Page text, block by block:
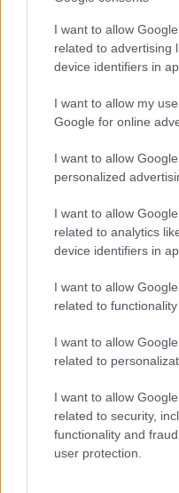
I want to allow
related to advertising
device identifiers in
I want to allow my
Google for online
I want to allow
personalized
I want to allow
related to analytics
device identifiers in
I want to allow
related to
I want to allow
related to
I want to allow
related to security,
functionality and
user protection.
Copenhagen Fashion
Cristian Castiglioni · 8 Ago 2026
Scopri Rocca San